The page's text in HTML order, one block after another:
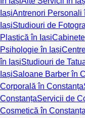
IașiAntrenori Personali
IașiStudiouri de
Plastică în Iași
Psihologie în Iași
în IașiStudiouri de
IașiSaloane Barber în
Corporală în Constanța
ConstanțaServicii de
Cosmetică în Constanța